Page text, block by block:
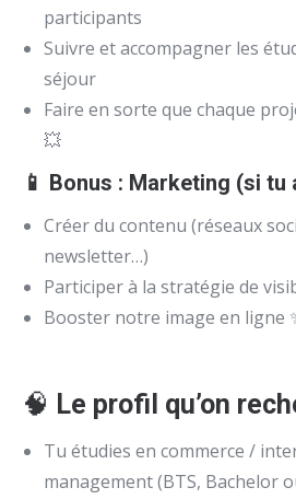
participants
Suivre et accompagner les
séjour
Faire en sorte que chaque
💥
📱 Bonus : Marketing (si tu
Créer du contenu (réseaux
newsletter…)
Participer à la stratégie de
Booster notre image en ligne
🧠 Le profil qu’on
Tu étudies en commerce /
management (BTS, Bachelor